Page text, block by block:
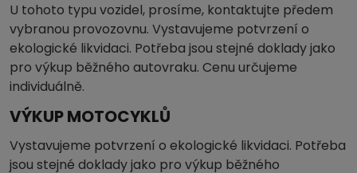
U tohoto typu vozidel, prosíme, kontaktujte předem
vybranou provozovnu. Vystavujeme potvrzení o
ekologické likvidaci. Potřeba jsou stejné doklady jako
pro výkup běžného autovraku. Cenu určujeme
individuálně.
VÝKUP MOTOCYKLŮ
Vystavujeme potvrzení o ekologické likvidaci. Potřeba
jsou stejné doklady jako pro výkup běžného